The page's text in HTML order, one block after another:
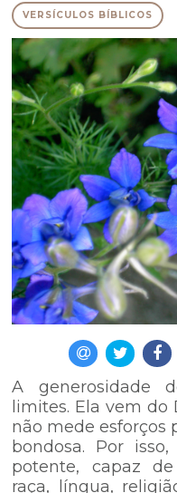
VERSÍCULOS BÍBLICOS
A generosidade
limites. Ela vem
não mede esforços
bondosa. Por
potente, capaz
raça, língua,